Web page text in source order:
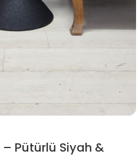
– Pütürlü Siyah &